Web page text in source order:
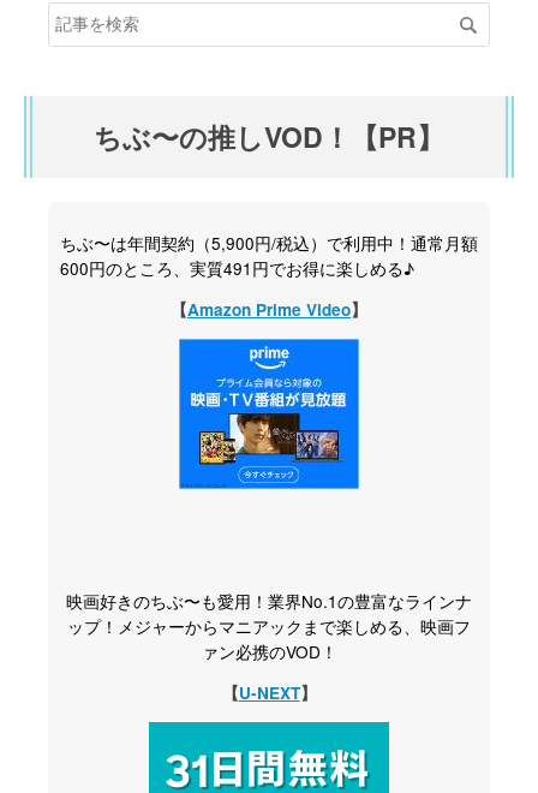
ちぶ〜の推しVOD！【PR】
ちぶ〜は年間契約（5,900円/税込）で利用中！通常月額
600円のところ、実質491円でお得に楽しめる♪
【Amazon Prime Video】
映画好きのちぶ〜も愛用！業界No.1の豊富なラインナ
ップ！メジャーからマニアックまで楽しめる、映画フ
ァン必携のVOD！
【U-NEXT】